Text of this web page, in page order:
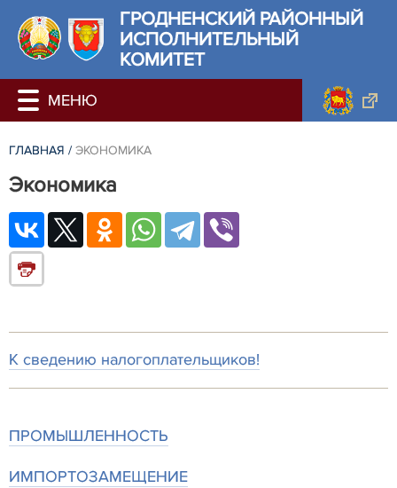
ГРОДНЕНСКИЙ РАЙОННЫЙ
ИСПОЛНИТЕЛЬНЫЙ
КОМИТЕТ
ГЛАВНАЯ / ЭКОНОМИКА
Экономика
К сведению налогоплательщиков!
ПРОМЫШЛЕННОСТЬ
ИМПОРТОЗАМЕЩЕНИЕ